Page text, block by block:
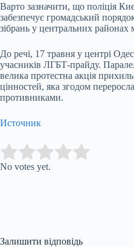
Варто зазначити, що поліція
забезпечує громадський
зібрань у центральних районах
До речі, 17 травня у центрі
учасників ЛГБТ-прайду.
велика протестна акція
цінностей, яка згодом
противниками.
Источник
Rate this item:
No votes yet.
Залишити відповідь